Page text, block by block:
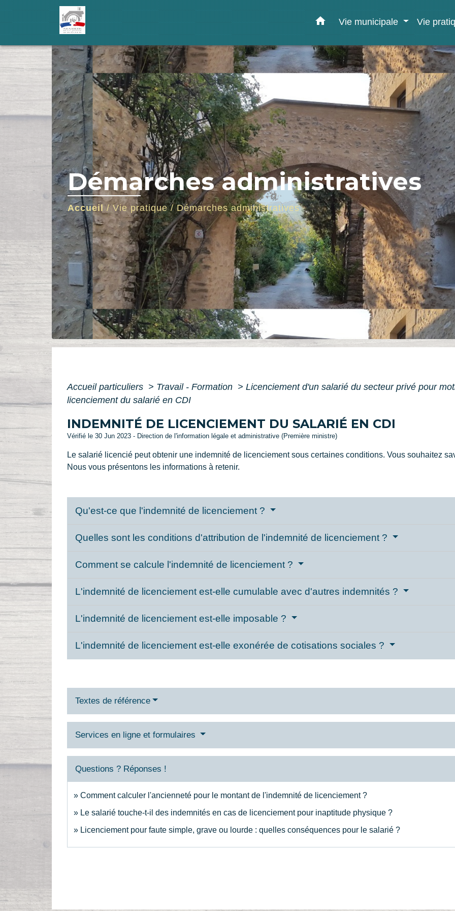
home Vie municipale Vie
Démarches administratives
Accueil /Vie pratique/Démarches administratives
Accueil particuliers > Travail - Formation > Licenciement d'un salarié du secteur privé pour
licenciement du salarié en CDI
INDEMNITÉ DE LICENCIEMENT DU SALARIÉ EN CDI
Vérifié le 30 Jun 2023 - Direction de l'information légale et administrative (Première ministre)
Le salarié licencié peut obtenir une indemnité de licenciement sous certaines conditions. Vous souhaitez
Nous vous présentons les informations à retenir.
Qu'est-ce que l'indemnité de licenciement ?
Quelles sont les conditions d'attribution de l'indemnité de licenciement ?
Comment se calcule l'indemnité de licenciement ?
L'indemnité de licenciement est-elle cumulable avec d'autres indemnités ?
L'indemnité de licenciement est-elle imposable ?
L'indemnité de licenciement est-elle exonérée de cotisations sociales ?
Textes de référence
Services en ligne et formulaires
Questions ? Réponses !
Comment calculer l'ancienneté pour le montant de l'indemnité de licenciement ?
Le salarié touche-t-il des indemnités en cas de licenciement pour inaptitude physique ?
Licenciement pour faute simple, grave ou lourde : quelles conséquences pour le salarié ?